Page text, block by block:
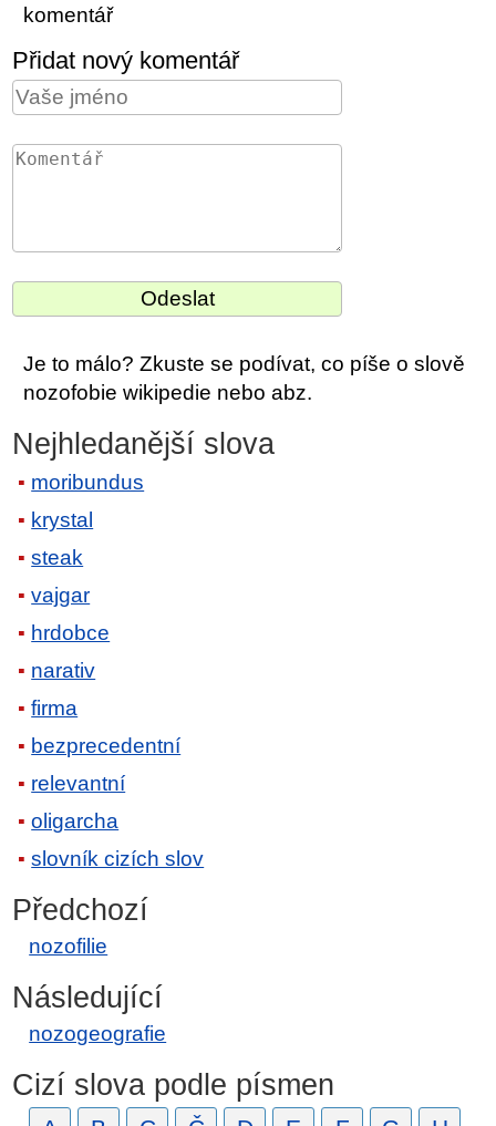
komentář
Přidat nový komentář
Je to málo? Zkuste se podívat, co píše o slově
nozofobie wikipedie nebo abz.
Nejhledanější slova
moribundus
krystal
steak
vajgar
hrdobce
narativ
firma
bezprecedentní
relevantní
oligarcha
slovník cizích slov
Předchozí
nozofilie
Následující
nozogeografie
Cizí slova podle písmen